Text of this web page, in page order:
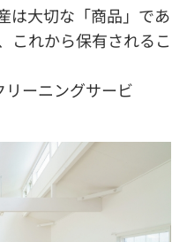
は大切な「商品」であ
これから保有されるこ
ーニングサービ